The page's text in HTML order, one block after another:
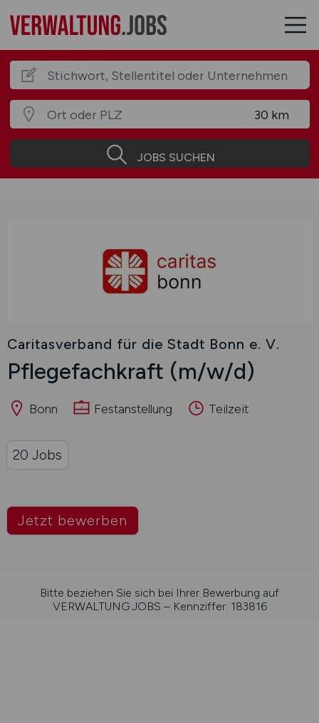
JOBS SUCHEN
Caritasverband für die Stadt Bonn e. V.
Pflegefachkraft (m/w/d)
Bonn Festanstellung Teilzeit
Jetzt bewerben
20 Jobs
Bitte beziehen Sie sich bei Ihrer Bewerbung auf
VERWALTUNG.JOBS – Kennziffer: 183816